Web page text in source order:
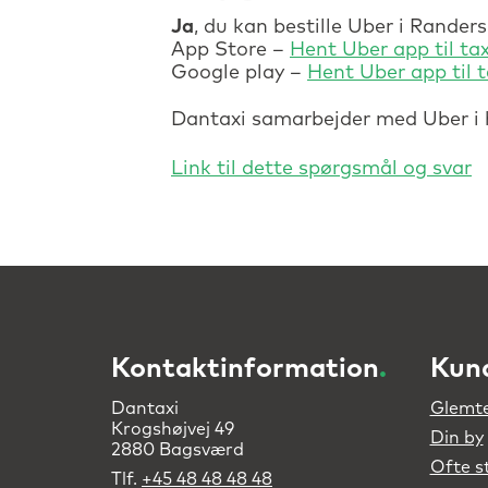
Ja, du kan bestille Uber i
App Store – Hent Uber app til
Google play – Hent Uber app til
Dantaxi samarbejder med Uber i
Kontaktinformation.
Dantaxi
Krogshøjvej 49
2880 Bagsværd
Tlf. +45 48 48 48 48
Din by
Ofte